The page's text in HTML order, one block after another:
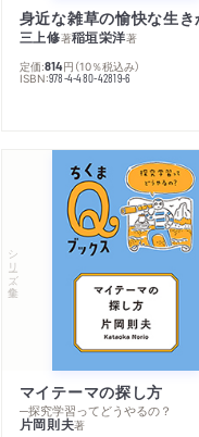
身近な雑草の愉快な生き
三上修著稲垣栄洋著
定価:814円 （10％税込み）
ISBN:978-4-480-42819-6
シリーズ・全集
マイテーマの探し方
─探究学習ってどうやるの？
片岡則夫著